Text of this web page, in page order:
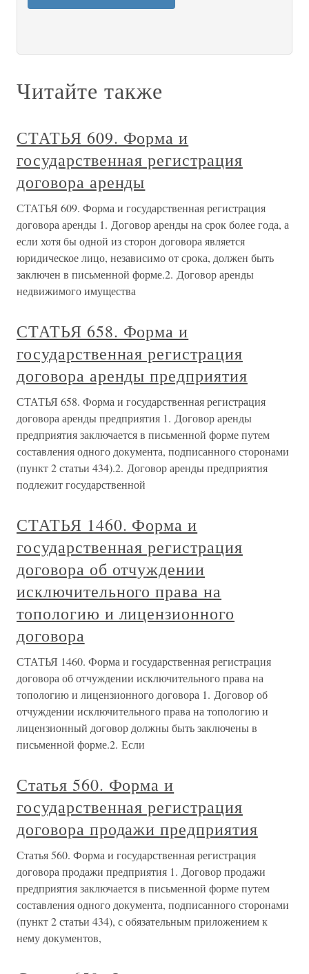
Читайте также
СТАТЬЯ 609. Форма и
государственная регистрация
договора аренды
СТАТЬЯ 609. Форма и государственная регистрация
договора аренды 1. Договор аренды на срок более года, а
если хотя бы одной из сторон договора является
юридическое лицо, независимо от срока, должен быть
заключен в письменной форме.2. Договор аренды
недвижимого имущества
СТАТЬЯ 658. Форма и
государственная регистрация
договора аренды предприятия
СТАТЬЯ 658. Форма и государственная регистрация
договора аренды предприятия 1. Договор аренды
предприятия заключается в письменной форме путем
составления одного документа, подписанного сторонами
(пункт 2 статьи 434).2. Договор аренды предприятия
подлежит государственной
СТАТЬЯ 1460. Форма и
государственная регистрация
договора об отчуждении
исключительного права на
топологию и лицензионного
договора
СТАТЬЯ 1460. Форма и государственная регистрация
договора об отчуждении исключительного права на
топологию и лицензионного договора 1. Договор об
отчуждении исключительного права на топологию и
лицензионный договор должны быть заключены в
письменной форме.2. Если
Статья 560. Форма и
государственная регистрация
договора продажи предприятия
Статья 560. Форма и государственная регистрация
договора продажи предприятия 1. Договор продажи
предприятия заключается в письменной форме путем
составления одного документа, подписанного сторонами
(пункт 2 статьи 434), с обязательным приложением к
нему документов,